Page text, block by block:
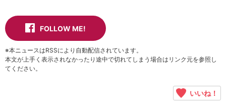
FOLLOW ME!
※本ニュースはRSSにより自動配信されています。
本文が上手く表示されなかったり途中で切れてしまう場合はリンク元を参照し
てください。
いいね！